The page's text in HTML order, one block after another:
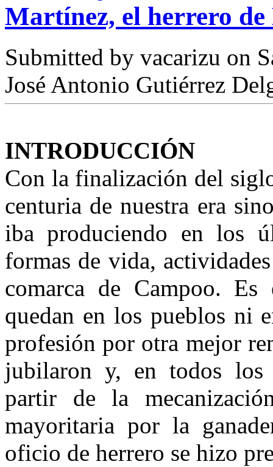
Martínez, el herrero
Submitted by vacarizu on
José Antonio Gutiérrez
INTRODUCCIÓN
Con la finalización del
centuria de nuestra era
iba produciendo en los
formas de vida,
comarca de Campoo.
quedan en los pueblos ni
profesión por otra mejor
jubilaron y, en todos los
partir de la
mayoritaria por la
oficio de herrero se hi­zo